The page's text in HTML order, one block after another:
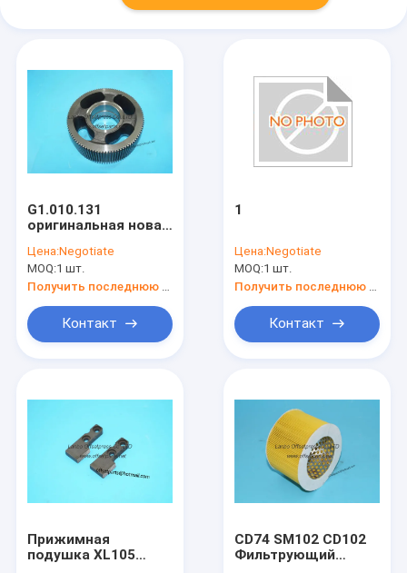
G1.010.131
оригинальная новая
офсетной печати
Цена:Negotiate
MOQ:1 шт.
Контакт
1
Цена:Negotiate
MOQ:1 шт.
Контакт
Прижимная
подушка XL105
CD74 SM102 CD102
Фильтрующий